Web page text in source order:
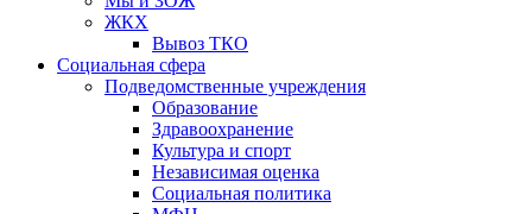
ЖКХ
Вывоз ТКО
Социальная сфера
Подведомственные учреждения
Образование
Здравоохранение
Культура и спорт
Независимая оценка
Социальная политика